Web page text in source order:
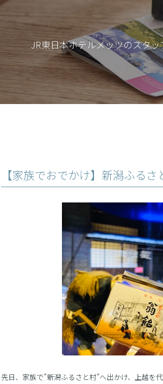
JR東日本ホテルメッツのスタッ
【家族でおでかけ】新潟ふる
先日、家族で”新潟ふるさと村”へ出かけ、上越を